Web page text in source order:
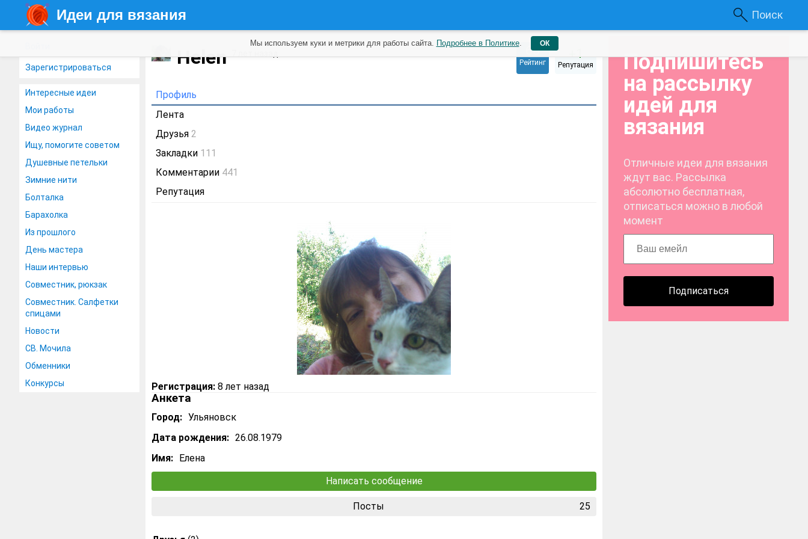
Идеи для вязания Поиск
Зарегистрироваться
Интересные идеи
Мои работы
Видео журнал
Ищу, помогите советом
Душевные петельки
Зимние нити
Болталка
Барахолка
Из прошлого
День мастера
Наши интервью
Совместник, рюкзак
Совместник. Салфетки
спицами
Новости
СВ. Мочила
Обменники
Конкурсы
Helen 66
Рейтинг
+1
Репутация
Профиль
Лента
Друзья 2
Закладки 111
Комментарии 441
Репутация
Регистрация: 8 лет назад
Анкета
Город: Ульяновск
Дата рождения: 26.08.1979
Имя: Елена
Написать сообщение
Посты 25
Подпишитесь
на рассылку
идей для
вязания
Отличные идеи для вязания
ждут вас. Рассылка
абсолютно бесплатная,
отписаться можно в любой
момент
Подписаться
Мы используем куки и метрики для работы сайта. Подробнее в Политике. ОК